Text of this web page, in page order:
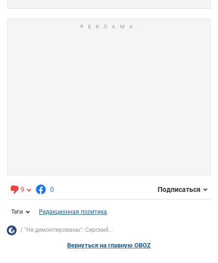
9 0 Подписаться
Теги Редакционная политика
"Не демонтированы": Сирский...
Вернуться на главную OBOZ